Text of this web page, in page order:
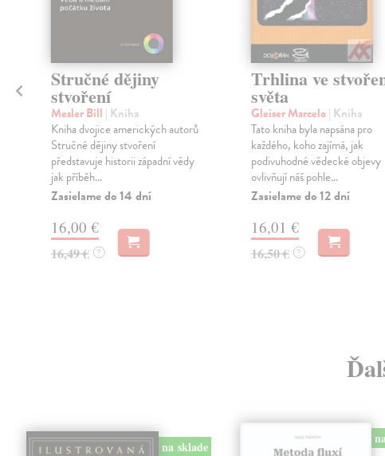
Stručné dějiny
stvoření
Mesler Bill | Kniha
Kniha dvojice amerických autorů
Stručné dějiny stvoření
představuje historii západní vědy
jak příběh...
Zasielame do 14 dní
16,00 €
16,49 € ?
Trhlina ve
světa
Gleiser Marcelo| Kniha
Tato kniha byla napsána pro
každého, koho zajímá, jak
podivuhodné vědecké objevy
ovlivňují náš pohle...
Zasielame do 12 dní
16,01 €
16,50 € ?
na sklade